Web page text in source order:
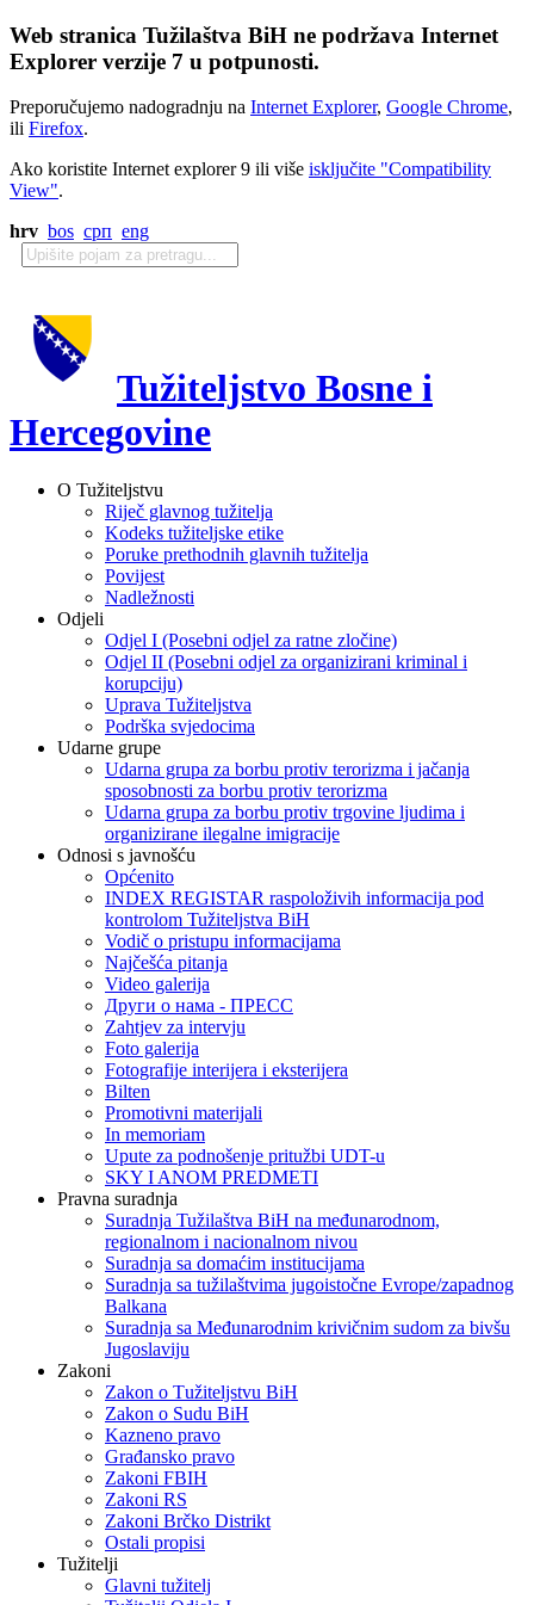
Web stranica Tužilaštva BiH ne podržava Internet
Explorer verzije 7 u potpunosti.
Preporučujemo nadogradnju na Internet Explorer, Google Chrome,
ili Firefox.
Ako koristite Internet explorer 9 ili više isključite "Compatibility
View".
hrv bos срп eng
Tužiteljstvo Bosne i
Hercegovine
O Tužiteljstvu
Riječ glavnog tužitelja
Kodeks tužiteljske etike
Poruke prethodnih glavnih tužitelja
Povijest
Nadležnosti
Odjeli
Odjel I (Posebni odjel za ratne zločine)
Odjel II (Posebni odjel za organizirani kriminal i
korupciju)
Uprava Tužiteljstva
Podrška svjedocima
Udarne grupe
Udarna grupa za borbu protiv terorizma i jačanja
sposobnosti za borbu protiv terorizma
Udarna grupa za borbu protiv trgovine ljudima i
organizirane ilegalne imigracije
Odnosi s javnošću
Općenito
INDEX REGISTAR raspoloživih informacija pod
kontrolom Tužiteljstva BiH
Vodič o pristupu informacijama
Najčešća pitanja
Video galerija
Други о нама - ПРЕСC
Zahtjev za intervju
Foto galerija
Fotografije interijera i eksterijera
Bilten
Promotivni materijali
In memoriam
Upute za podnošenje pritužbi UDT-u
SKY I ANOM PREDMETI
Pravna suradnja
Suradnja Tužilaštva BiH na međunarodnom,
regionalnom i nacionalnom nivou
Suradnja sa domaćim institucijama
Suradnja sa tužilaštvima jugoistočne Evrope/zapadnog
Balkana
Suradnja sa Međunarodnim krivičnim sudom za bivšu
Jugoslaviju
Zakoni
Zakon o Тužiteljstvu BiH
Zakon o Sudu BiH
Kazneno pravo
Građansko pravo
Zakoni FBIH
Zakoni RS
Zakoni Brčko Distrikt
Ostali propisi
Tužitelji
Glavni tužitelj